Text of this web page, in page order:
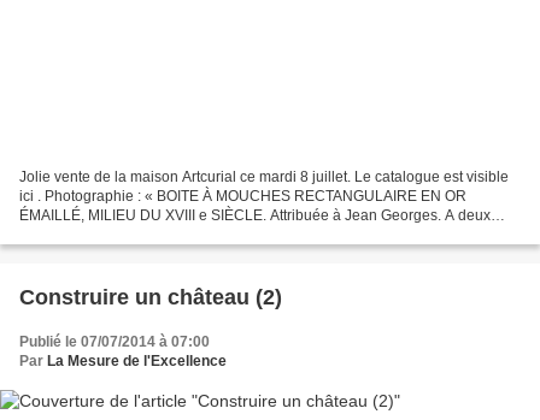
Jolie vente de la maison Artcurial ce mardi 8 juillet. Le catalogue est visible
ici . Photographie : « BOITE À MOUCHES RECTANGULAIRE EN OR
ÉMAILLÉ, MILIEU DU XVIII e SIÈCLE. Attribuée à Jean Georges. A deux
Construire un château (2)
Publié le 07/07/2014 à 07:00
Par La Mesure de l'Excellence